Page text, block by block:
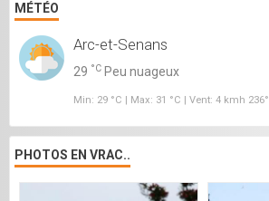
MÉTÉO
Arc-et-Senans
29 °C Peu nuageux
Min: 29 °C | Max: 31 °C | Vent: 4 kmh 236°
PHOTOS EN VRAC..